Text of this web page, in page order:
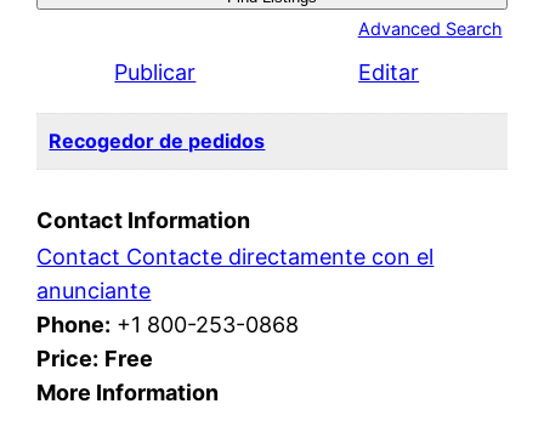
Advanced Search
Publicar Editar
Recogedor de pedidos
Contact Information
Contact Contacte directamente con el
anunciante
Phone: +1 800-253-0868
Price: Free
More Information